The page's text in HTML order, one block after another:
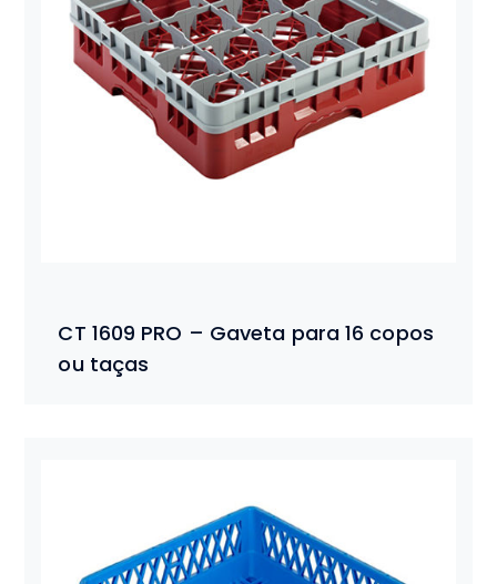
CT 1609 PRO – Gaveta para 16 copos
ou taças